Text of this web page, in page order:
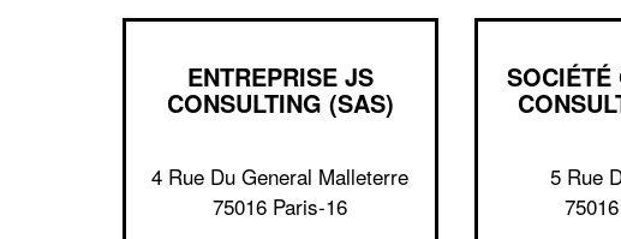
ENTREPRISE JS
CONSULTING (SAS)
4 Rue Du General Malleterre
75016 Paris-16
5 Rue